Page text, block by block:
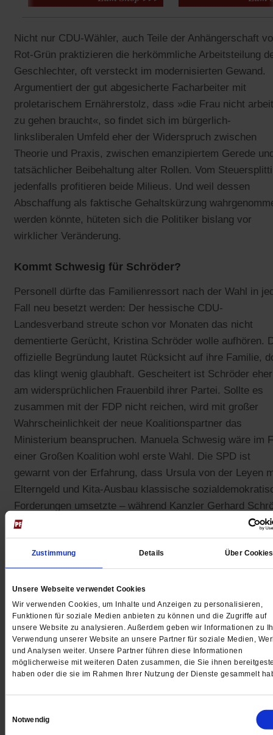
Zustimmung Details Über Cookies
Unsere Webseite verwendet Cookies
Wir verwenden Cookies, um Inhalte und Anzeigen zu personalisieren,
Funktionen für soziale Medien anbieten zu können und die Zugriffe auf
unsere Website zu analysieren. Außerdem geben wir Informationen zu
Verwendung unserer Website an unsere Partner für soziale Medien,
und Analysen weiter. Unsere Partner führen diese Informationen
möglicherweise mit weiteren Daten zusammen, die Sie ihnen
haben oder die sie im Rahmen Ihrer Nutzung der Dienste gesammelt
Notwendig
Nicht nur CDU-Wähler, auch Teile der Anhängerschaft
Rot-Grün praktizieren die herkömmliche Arbeitsteilung
Geschlechter, oft versteckt im modernisierten Gewand.
Argumentiert der gut abgesicherte Facharbeiter mit
proletarischem Ernährerstolz, dass »die Frau nicht
zu gehen braucht«, so findet sich im bürgerlich-
linksliberalen Umfeld eher der Widerspruch zwischen
Theorie und Praxis, zwischen emanzipiertem Gerede
tatsächlicher Beibehaltung alter Rollen. Vom
jedenfalls profitieren beide Milieus. Und weil dessen
Abschaffung als faktische Gehaltskürzung
werden könnte, hüteten sich die Politiker bislang vor
wirklicher Veränderung.
Kommt Schwesig für Schröder?
Personell dürfte das Familienressort nach der Wahl in
Fall neu besetzt werden: Der hessische CDU-
Landesverband streute schon vor Monaten das nicht
dementierte Gerücht, Kristina Schröder wolle aufhören.
offizielle Begründung lautet Rücksicht auf ihre Familie,
das klingt wenig glaubhaft. Gescheitert ist Schröder eher
am widersprüchlichen Frauenbild ihrer Partei. Sollte es
zusammen mit der FDP nicht reichen, wird mit großer
Wahrscheinlichkeit der neue Koalitionspartner das
Ministerium beanspruchen. Manuela Schwesig wäre im
einer Großen Koalition wohl erste Wahl. Die SPD ist
gewarnt von der Erfahrung, dass Ursula von der Leyen
Elterngeld und Kita-Ausbau klassische
Forderungen umsetzte – während Kanzler Gerhard
abfällig von »Gedöns« sprach.
Im Wahlkampf war Familienpolitik kein großes Thema.
Dabei geht es um die Rahmenbedingungen, unter denen
Eltern die Aufteilung von Erziehungs- und Erwerbsarbeit
gestalten, mithin um Lebensstile und Lebensentwürfe.
Haushalt und Kinder der Mutter überlässt, sollte nicht
benachteiligt, aber eben auch nicht gefördert werden.
Unterstützung verdienen alle Menschen, die Nachwuchs
großziehen. Kinderlose Paare und ältere Eheleute, deren
aus einer Zeit, als der Mann »Haushaltungsvorstand«